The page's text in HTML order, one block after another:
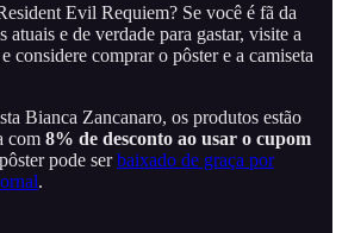
Evil Requiem? Se você é fã da
atuais e de verdade para gastar, visite a
considere comprar o pôster e a camiseta
Bianca Zancanaro, os produtos estão
com 8% de desconto ao usar o cupom
pode serbaixado de graça por
.